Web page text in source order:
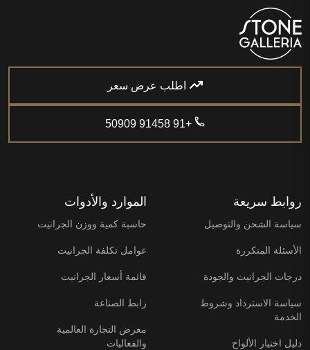
اطلب عرض سعر
+91 91458 50909
روابط سريعة
سياسة الشحن والتوصيل
الأسئلة المتكررة
درجات الجرانيت والجودة
سياسة الاسترداد وشروط
الخدمة
دليل اختيار الألواح
الموارد والأدوات
حاسبة كمية ووزن الجرانيت
عوامل تكلفة الجرانيت
قائمة أسعار الجرانيت
رابط الصناعة
معرض التجارة العالمية
والفعاليات